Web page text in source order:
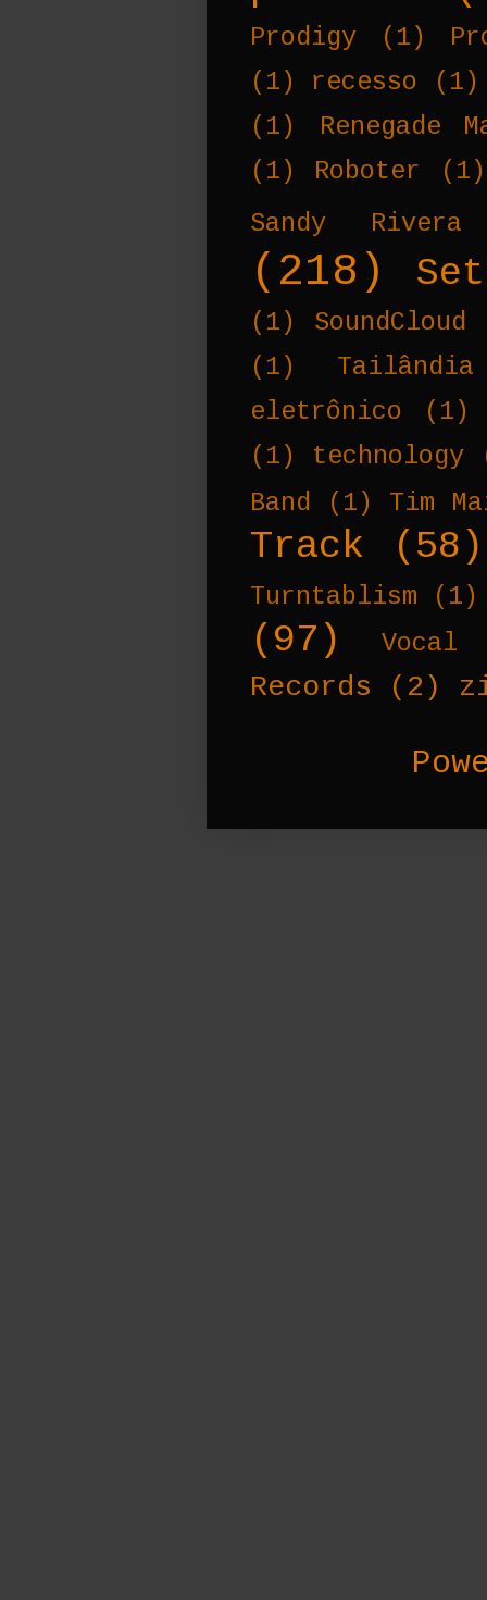
Prodigy (1)
(1)
recesso
(1)
(1)
Renegade
(1)
Roboter
(1)
Sandy Rivera
(218) Set
(1) SoundCloud
(1)
Tailândia
eletrônico
(1)
(1)
technology
Band
(1) Tim
Track (58)
Turntablism (1)
(97) Vocal
Records (2)